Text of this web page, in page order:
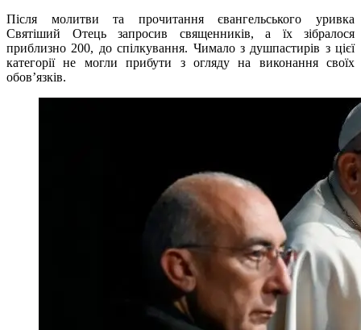
Після молитви та прочитання євангельського уривка
Святіший Отець запросив священників, а їх зібралося
приблизно 200, до спілкування. Чимало з душпастирів з цієї
категорії не могли прибути з огляду на виконання своїх
обов’язків.